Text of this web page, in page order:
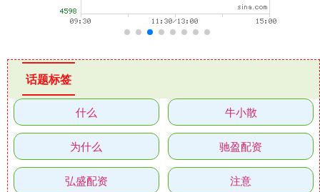
话题标签
什么 牛小散
为什么 驰盈配资
弘盛配资 注意